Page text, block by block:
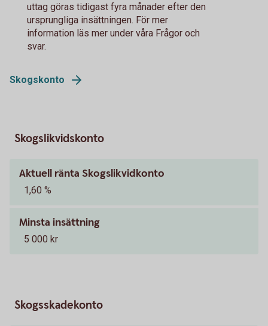
uttag göras tidigast fyra månader efter den
ursprungliga insättningen. För mer
information läs mer under våra Frågor och
svar.
Skogskonto
Skogslikvidskonto
Aktuell ränta Skogslikvidkonto
1,60 %
Minsta insättning
5 000 kr
Skogsskadekonto